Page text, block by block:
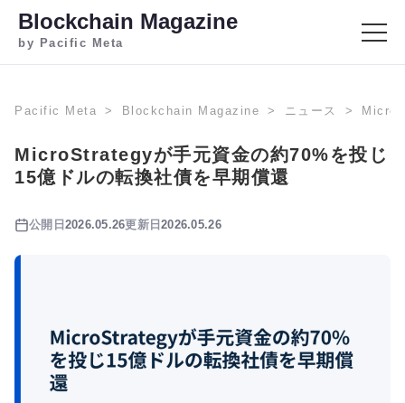
Blockchain Magazine
by Pacific Meta
Pacific Meta Blockchain Magazine ニュース
MicroStrategyが手元資金の約70%を投じ
15億ドルの転換社債を早期償還
公開日 2026.05.26更新日2026.05.26